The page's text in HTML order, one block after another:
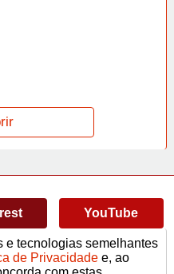
YouTube
e tecnologias semelhantes
de Privacidade e, ao